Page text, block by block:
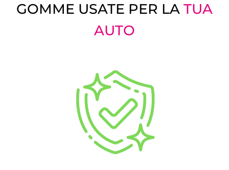
GOMME USATE PER LA TUA
AUTO